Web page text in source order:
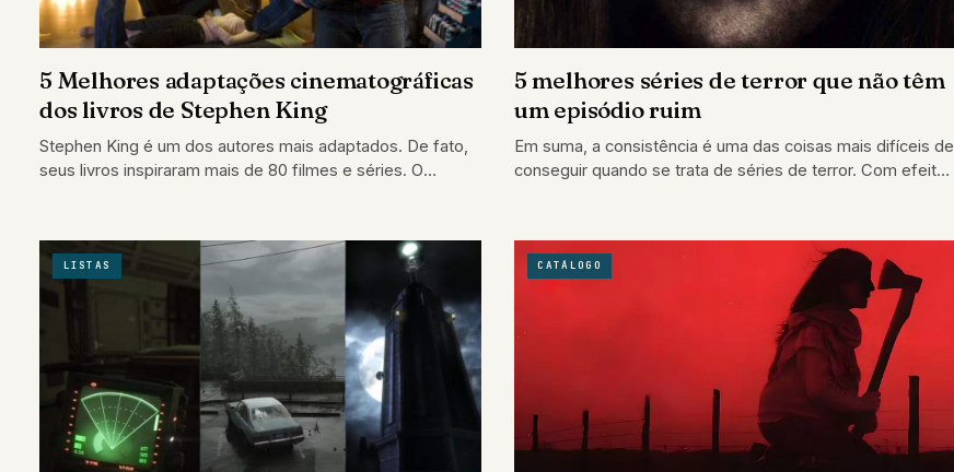
5 Melhores adaptações cinematográficas
dos livros de Stephen King
Stephen King é um dos autores mais adaptados. De fato,
seus livros inspiraram mais de 80 filmes e séries. O
5 melhores séries de terror que não têm
um episódio ruim
Em suma, a consistência é uma das coisas mais difíceis de
conseguir quando se trata de séries de terror. Com efeito,
LISTAS CATÁLOGO